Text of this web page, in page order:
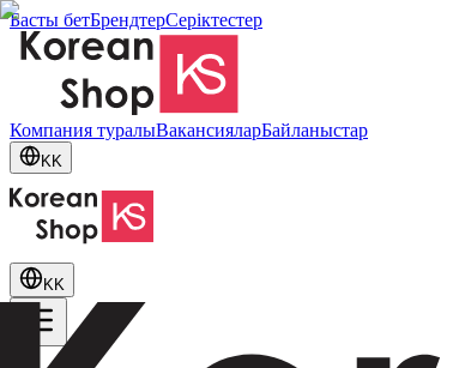
Басты бетБрендтерСеріктестер
Компания туралыВакансияларБайланыстар
KK
KK